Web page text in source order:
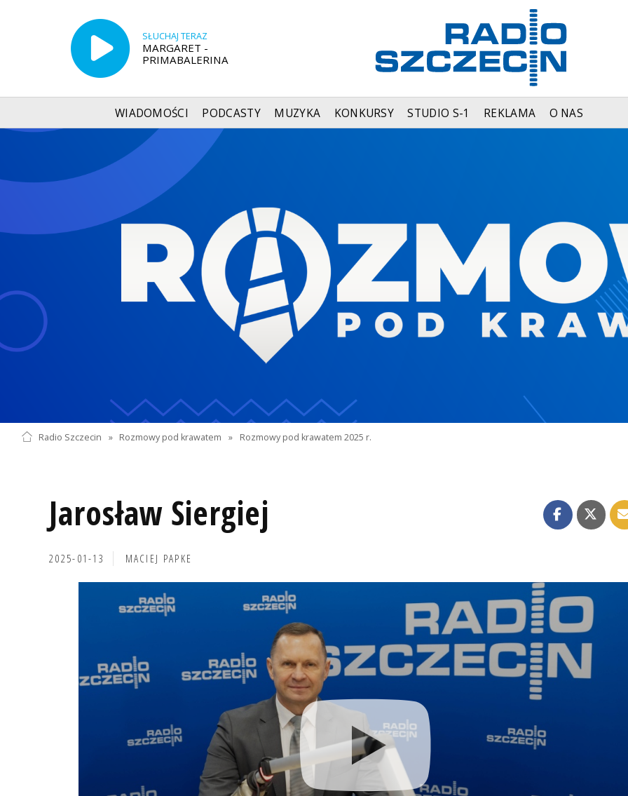
SŁUCHAJ TERAZ
MARGARET -
PRIMABALERINA
WIADOMOŚCI PODCASTY MUZYKA KONKURSY STUDIO S-1 REKLAMA O NAS
Radio Szczecin » Rozmowy pod krawatem » Rozmowy pod krawatem 2025 r.
Jarosław Siergiej
2025-01-13 MACIEJ PAPKE